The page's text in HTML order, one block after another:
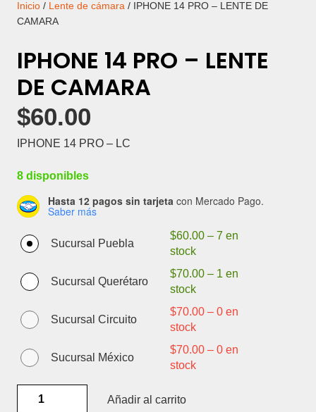
Inicio / Lente de cámara / IPHONE 14 PRO – LENTE DE
CAMARA
IPHONE 14 PRO – LENTE
DE CAMARA
$60.00
IPHONE 14 PRO – LC
8 disponibles
Hasta 12 pagos sin tarjeta con Mercado Pago.
Saber más
Sucursal Puebla
$60.00 –7 en
stock
Sucursal Querétaro
$70.00 – 1 en
stock
Sucursal Circuito
$70.00 –0 en
stock
Sucursal México
$70.00 –0 en
stock
Añadir al carrito